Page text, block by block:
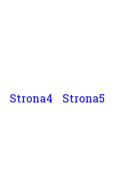
Strona4 Strona5